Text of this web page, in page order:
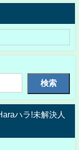
検索
ハラ!未解決人